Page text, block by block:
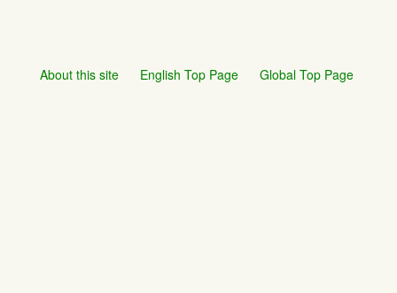
About this site English Top Page Global Top Page